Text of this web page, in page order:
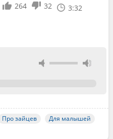
264 32 3:32
Про зайцев
Для малышей